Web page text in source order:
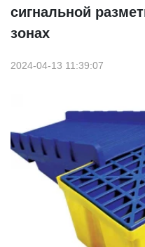
сигнальной
зонах
2024-04-13 11:39:07